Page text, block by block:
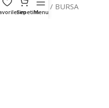
/ a Osmangazi / BURSA
SepetimMenu